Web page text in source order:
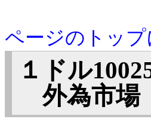
ページのトップ
１ドル
外為市場